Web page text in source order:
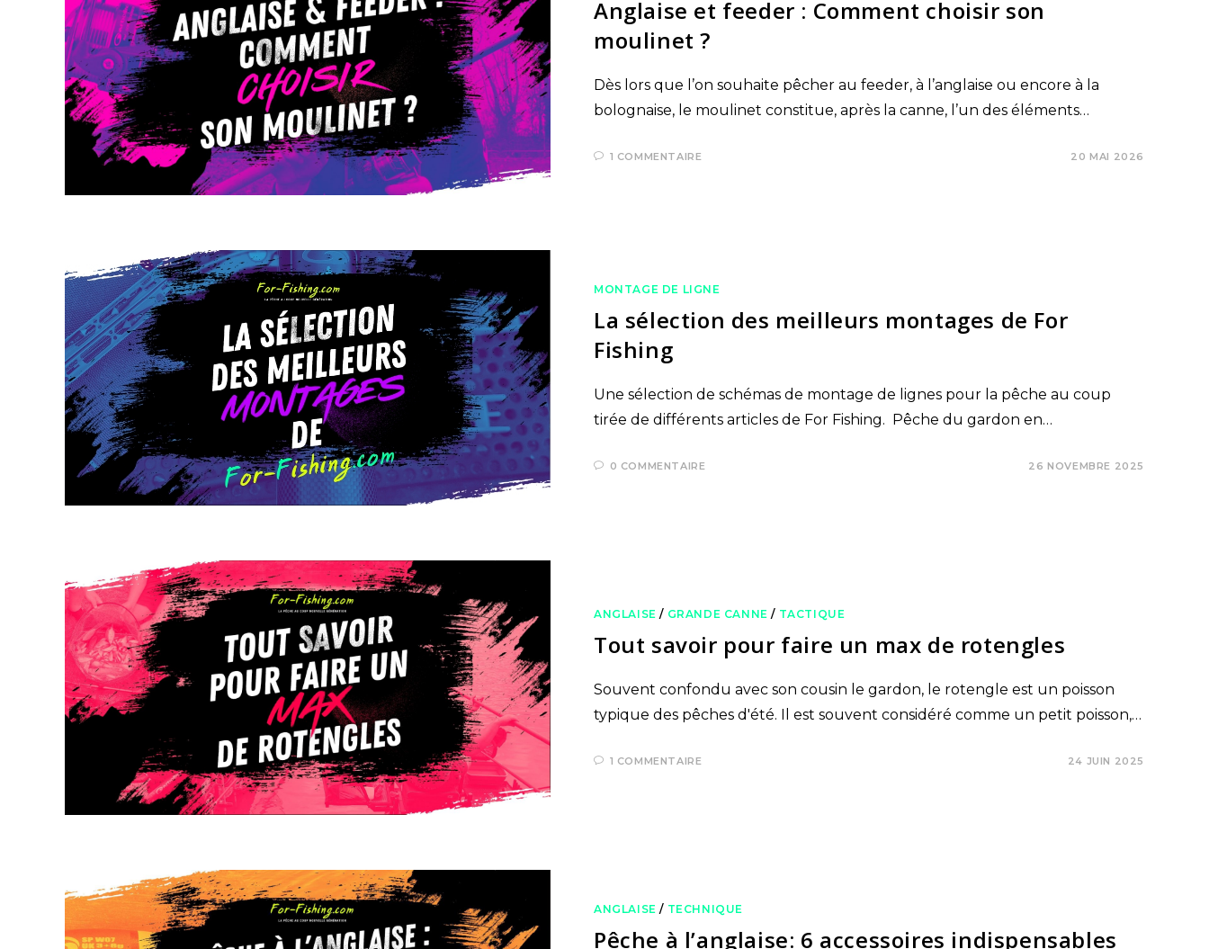
Anglaise et feeder : Comment choisir son
moulinet ?
Dès lors que l’on souhaite pêcher au feeder, à l’anglaise ou encore à la
bolognaise, le moulinet constitue, après la canne, l’un des éléments…
1 COMMENTAIRE 20 MAI 2026
MONTAGE DE LIGNE
La sélection des meilleurs montages de For
Fishing
Une sélection de schémas de montage de lignes pour la pêche au coup
tirée de différents articles de For Fishing. Pêche du gardon en…
0 COMMENTAIRE 26 NOVEMBRE 2025
ANGLAISE / GRANDE CANNE / TACTIQUE
Tout savoir pour faire un max de rotengles
Souvent confondu avec son cousin le gardon, le rotengle est un poisson
typique des pêches d'été. Il est souvent considéré comme un petit poisson,…
1 COMMENTAIRE 24 JUIN 2025
ANGLAISE / TECHNIQUE
Pêche à l’anglaise: 6 accessoires indispensables